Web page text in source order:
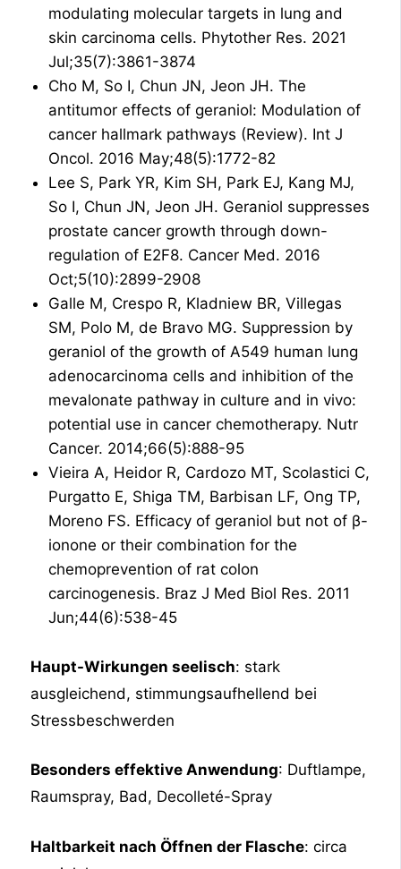
modulating molecular targets in lung and
skin carcinoma cells. Phytother Res. 2021
Jul;35(7):3861-3874
Cho M, So I, Chun JN, Jeon JH. The
antitumor effects of geraniol: Modulation of
cancer hallmark pathways (Review). Int J
Oncol. 2016 May;48(5):1772-82
Lee S, Park YR, Kim SH, Park EJ, Kang MJ,
So I, Chun JN, Jeon JH. Geraniol suppresses
prostate cancer growth through down-
regulation of E2F8. Cancer Med. 2016
Oct;5(10):2899-2908
Galle M, Crespo R, Kladniew BR, Villegas
SM, Polo M, de Bravo MG. Suppression by
geraniol of the growth of A549 human lung
adenocarcinoma cells and inhibition of the
mevalonate pathway in culture and in vivo:
potential use in cancer chemotherapy. Nutr
Cancer. 2014;66(5):888-95
Vieira A, Heidor R, Cardozo MT, Scolastici C,
Purgatto E, Shiga TM, Barbisan LF, Ong TP,
Moreno FS. Efficacy of geraniol but not of β-
ionone or their combination for the
chemoprevention of rat colon
carcinogenesis. Braz J Med Biol Res. 2011
Jun;44(6):538-45
Haupt-Wirkungen seelisch: stark
ausgleichend, stimmungsaufhellend bei
Stressbeschwerden
Besonders effektive Anwendung: Duftlampe,
Raumspray, Bad, Decolleté-Spray
Haltbarkeit nach Öffnen der Flasche: circa